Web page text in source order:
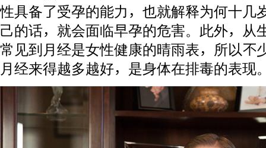
性具备了受孕的能力，也就解释为何十几
己的话，就会面临早孕的危害。此外，从
常见到月经是女性健康的晴雨表，所以不
月经来得越多越好，是身体在排毒的表现